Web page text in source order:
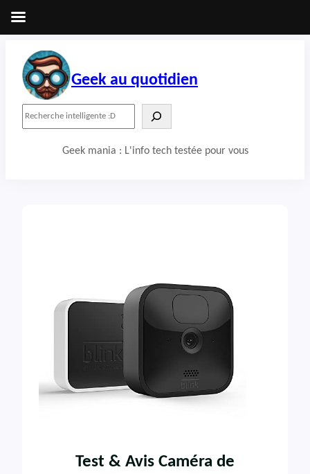
contenu
Geek au quotidien
Geek mania : L'info tech testée pour vous
Test & Avis Caméra de